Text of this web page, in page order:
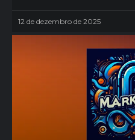
12 de dezembro de 2025